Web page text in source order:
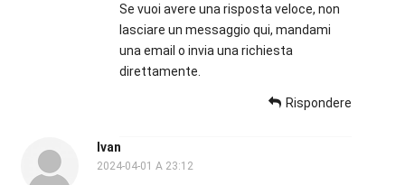
Se vuoi avere una risposta veloce, non
lasciare un messaggio qui, mandami
una email o invia una richiesta
direttamente.
Rispondere
Ivan
2024-04-01 A 23:12